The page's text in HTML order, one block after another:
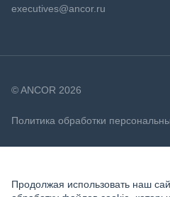
executives@ancor.ru
© ANCOR 2026
Политика обработки
Продолжая использовать наш